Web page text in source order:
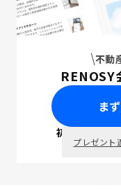
不動
RENOSY
ま
初回面談で
プレゼント